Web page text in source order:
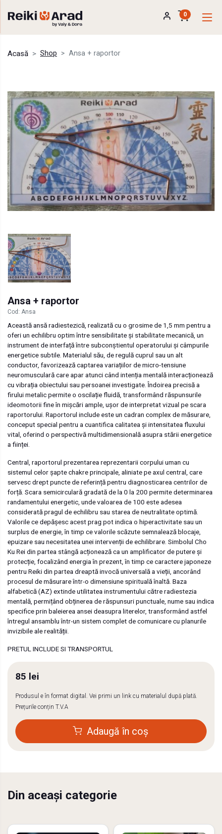
0
Acasă Shop Ansa + raportor
Ansa + raportor
Cod: Ansa
Această ansă radiestezică, realizată cu o grosime de 1,5 mm pentru a
oferi un echilibru optim între sensibilitate și stabilitate mecanică, un
instrument de interfață între subconștientul operatorului și câmpurile
energetice subtile. Materialul său, de regulă cuprul sau un alt
conductor, favorizează captarea variațiilor de micro-tensiune
neuromusculară care apar atunci când intenția mentală interacționează
cu vibrația obiectului sau persoanei investigate. Îndoirea precisă a
firului metalic permite o oscilație fluidă, transformând răspunsurile
ideomotorii fine în mișcări ample, ușor de interpretat vizual pe scara
raportorului. Raportorul include este un cadran complex de măsurare,
conceput special pentru a cuantifica calitatea și intensitatea fluxului
vital, oferind o perspectivă multidimensională asupra stării energetice
a ființei.
Central, raportorul prezentarea reprezentarii corpului uman cu
sistemul celor șapte chakre principale, aliniate pe axul central, care
servesc drept puncte de referință pentru diagnosticarea centrilor de
forță. Scara semicirculară gradată de la 0 la 200 permite determinarea
randamentului energetic, unde valoarea de 100 este adesea
considerată pragul de echilibru sau starea de neutralitate optimă.
Valorile ce depășesc acest prag pot indica o hiperactivitate sau un
surplus de energie, în timp ce valorile scăzute semnalează blocaje,
epuizare sau necesitatea unei intervenții de echilibrare. Simbolul Cho
Ku Rei din partea stângă acționează ca un amplificator de putere și
protecție, focalizând energia în prezent, în timp ce caractere japoneze
pentru Reiki din partea dreaptă invocă universală a vieții, ancorând
procesul de măsurare într-o dimensiune spirituală înaltă. Baza
alfabetică (AZ) extinde utilitatea instrumentului către radiestezia
mentală, permițând obținerea de răspunsuri punctuale, nume sau indica
specifice prin baleierea ansei deasupra literelor, transformând astfel
întregul ansamblu într-un sistem complet de comunicare cu planurile
invizibile ale realității.
PRETUL INCLUDE SI TRANSPORTUL
85 lei
Produsul e în format digital. Vei primi un link cu materialul după plată.
Prețurile conțin T.V.A
Adaugă în coș
Din aceași categorie